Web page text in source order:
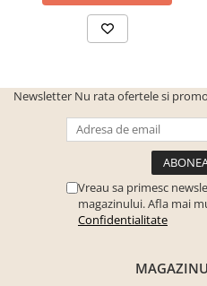
Newsletter Nu rata ofertele si
Vreau sa primesc
magazinului. Afla mai
Confidentialitate